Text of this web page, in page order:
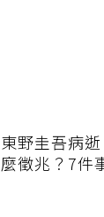
東野圭吾病
麼徵兆？7件